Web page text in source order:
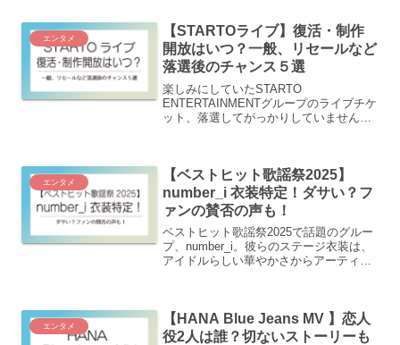
表示される形式...
エンタメ
【STARTOライブ】復活・制作
開放はいつ？一般、リセールなど
落選後のチャンス５選
楽しみにしていたSTARTO
ENTERTAINMENTグループのライブチケ
ット、落選してがっかりしていません
チケットを手に入れる方...
エンタメ
【ベストヒット歌謡祭2025】
number_i 衣装特定！ダサい？フ
ァンの賛否の声も！
ベストヒット歌謡祭2025で話題のグルー
プ、number_i。彼らのステージ衣装は、
アイドルらしい華やかさからアーティス
見えない、似合...
エンタメ
【HANA Blue Jeans MV 】恋人
役2人は誰？切ないストーリーも